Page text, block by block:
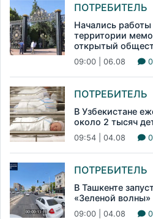
ПОТРЕБИТЕЛЬ
Начались
территории
открытый
09:00 | 06.08 0
ПОТРЕБИТЕЛЬ
В Узбекистане
около 2 тысяч
09:54 | 04.08 0
ПОТРЕБИТЕЛЬ
В Ташкенте
«Зеленой
09:00 | 04.08 0